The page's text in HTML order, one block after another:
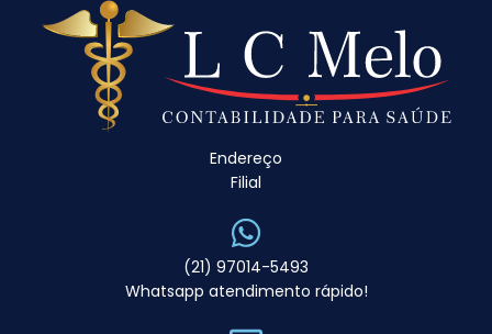
Endereço
Filial
(21) 97014-5493
Whatsapp atendimento rápido!